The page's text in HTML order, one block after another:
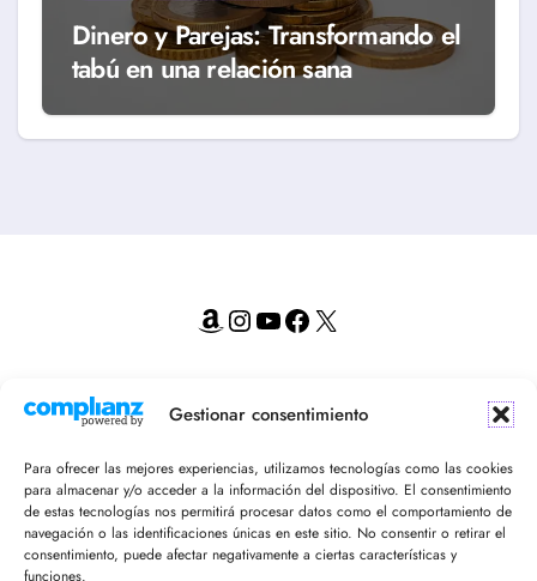
Gestionar consentimiento
Para ofrecer las mejores experiencias, utilizamos tecnologías como las cookies
para almacenar y/o acceder a la información del dispositivo. El consentimiento
de estas tecnologías nos permitirá procesar datos como el comportamiento de
navegación o las identificaciones únicas en este sitio. No consentir o retirar el
consentimiento, puede afectar negativamente a ciertas características y
funciones.
Dinero y Parejas: Transformando el
tabú en una relación sana
Amazon
Instagram
YouTube
Facebook
X
¡Recibe en tu email nuestro newsletter!